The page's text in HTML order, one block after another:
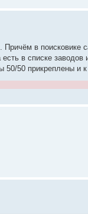
в поисковике
в списке заводов
50 прикреплены и к